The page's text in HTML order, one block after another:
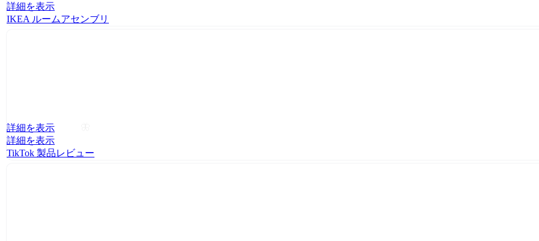
詳細を表示
IKEA ルームアセンブリ
詳細を表示
詳細を表示
TikTok 製品レビュー